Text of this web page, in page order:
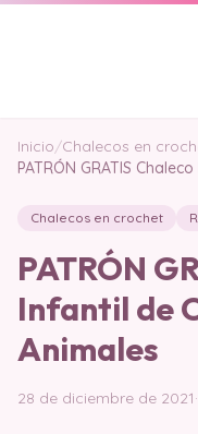
Inicio/Chalecos en
PATRÓN GRATIS
Chalecos en crochet
PATRÓN
Infantil de
Animales
28 de diciembre de 2021·